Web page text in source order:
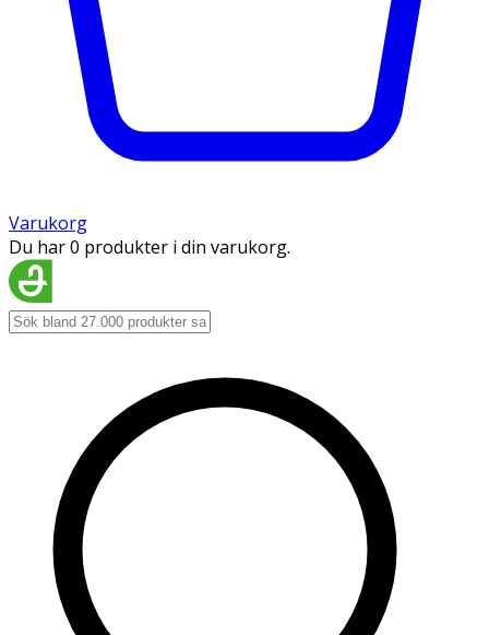
Varukorg
Du har 0 produkter i din varukorg.